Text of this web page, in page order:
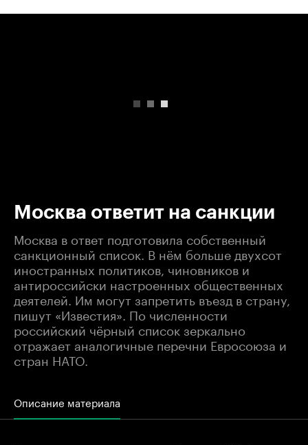
Москва ответит на санкции
Москва в ответ подготовила собственный
санкционный список. В нём больше двухсот
иностранных политиков, чиновников и
антироссийски настроенных общественных
деятелей. Им могут запретить въезд в страну,
пишут «Известия». По численности
российский чёрный список зеркально
отражает аналогичные перечни Евросоюза и
стран НАТО.
Описание материала